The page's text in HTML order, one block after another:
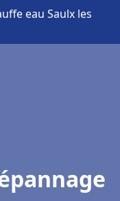
eau Saulx les